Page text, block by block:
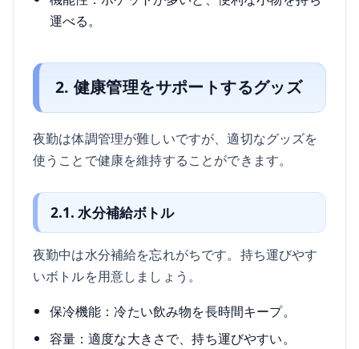
運べる。
2. 健康管理をサポートするグッズ
夜勤は体調管理が難しいですが、適切なグッズを
使うことで健康を維持することができます。
2.1. 水分補給ボトル
夜勤中は水分補給を忘れがちです。持ち運びやす
いボトルを用意しましょう。
保冷機能：冷たい飲み物を長時間キープ。
容量：適度な大きさで、持ち運びやすい。